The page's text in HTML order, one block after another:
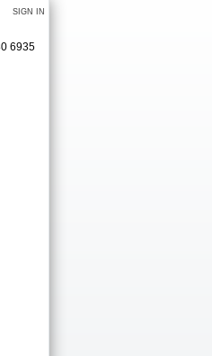
SIGN IN
6935